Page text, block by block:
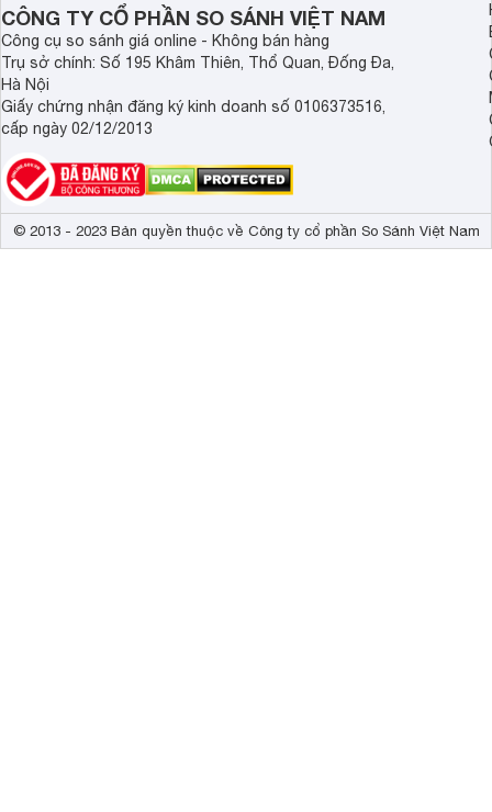
CÔNG TY CỔ PHẦN SO SÁNH VIỆT NAM
Công cụ so sánh giá online - Không bán hàng
Trụ sở chính: Số 195 Khâm Thiên, Thổ Quan, Đống Đa,
Hà Nội
Giấy chứng nhận đăng ký kinh doanh số 0106373516,
cấp ngày 02/12/2013
© 2013 - 2023 Bản quyền thuộc về Công ty cổ phần So Sánh Việt Nam